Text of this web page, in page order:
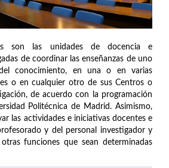
son las unidades de docencia e
de coordinar las enseñanzas de uno
conocimiento, en una o en varias
o en cualquier otro de sus Centros o
de acuerdo con la programación
Politécnica de Madrid. Asimismo,
las actividades e iniciativas docentes e
y del personal investigador y
funciones que sean determinadas